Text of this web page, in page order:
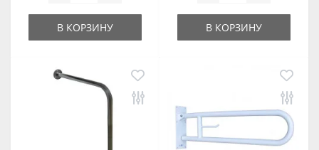
В КОРЗИНУ В КОРЗИНУ